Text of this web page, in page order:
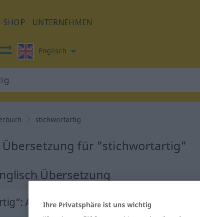
SHOP UNTERNEHMEN
Englisch
stichwortartig
Übersetzung für "stichwortartig"
Übersetzung
: AdjektivIhre Privatsphäre ist uns wichtig